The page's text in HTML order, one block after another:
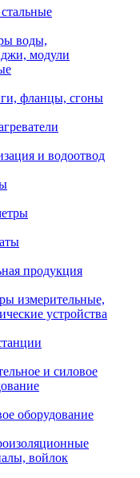
воды,
модули
фланцы, сгоны
и водоотвод
продукция
измерительные,
устройства
и силовое
оборудование
войлок